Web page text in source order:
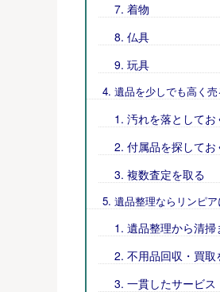
着物
仏具
玩具
遺品を少しでも高く
汚れを落としてお
付属品を探してお
複数査定を取る
遺品整理ならリンピ
遺品整理から清掃
不用品回収・買取
一貫したサービス